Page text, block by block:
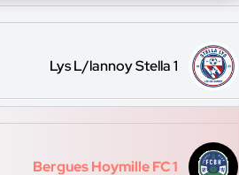
Lys L/lannoy Stella 1
Bergues Hoymille FC 1